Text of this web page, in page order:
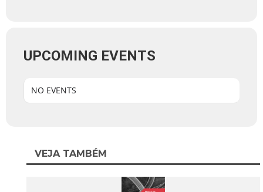
UPCOMING EVENTS
NO EVENTS
VEJA TAMBÉM